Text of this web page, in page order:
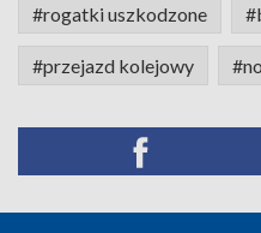
#rogatki uszkodzone
#przejazd kolejowy